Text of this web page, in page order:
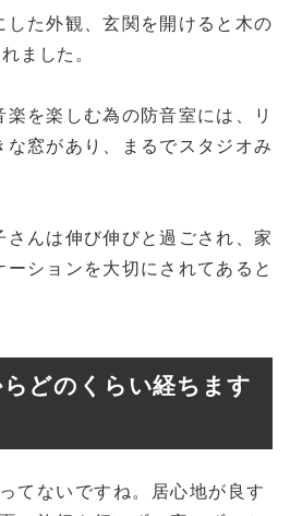
した外観、玄関を開けると木の
ました。
を楽しむ為の防音室には、リ
な窓があり、まるでスタジオみ
んは伸び伸びと過ごされ、家
ションを大切にされてあると
どのくらい経ちます
てないですね。居心地が良す